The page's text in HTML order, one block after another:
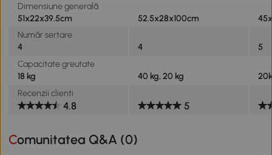
Dimensiune generală
51x22x39.5cm
52.5x28x100cm
Număr sertare
4
4
5
Capacitate greutate
18 kg
40 kg, 20 kg
Recenzii clienti
4.8 5
Comunitatea Q&A (0)